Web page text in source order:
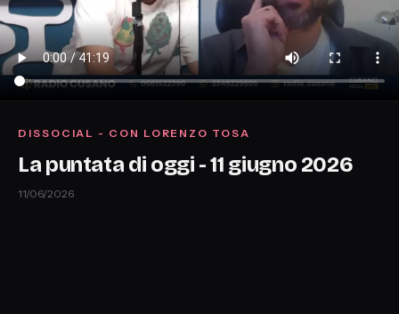
DISSOCIAL - CON LORENZO TOSA
La puntata di oggi - 11 giugno 2026
11/06/2026